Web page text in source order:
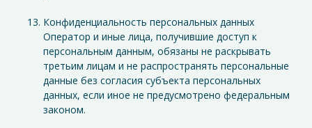
Конфиденциальность персональных данных
Оператор и иные лица, получившие доступ к
персональным данным, обязаны не раскрывать
третьим лицам и не распространять персональные
данные без согласия субъекта персональных
данных, если иное не предусмотрено федеральным
законом.